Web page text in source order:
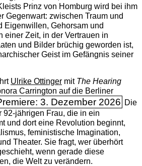
Prinz von Homburg wird bei ihm
Gegenwart: zwischen Traum und
Eigenwillen, Gehorsam und
einer Zeit, in der Vertrauen in
und Bilder brüchig geworden ist,
Geist im Gefängnis seiner
Ulrike Ottingermit The ­Hearing
Carrington auf die Berliner
3. Dezember 2026 Die
92-jährigen Frau, die in ein
und dort eine Revolution beginnt,
feministische Imagination,
Theater. Sie fragt, wer überhört
wenn gerade diese
die Welt zu verändern.